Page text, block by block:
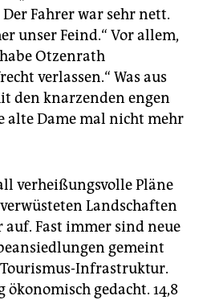
Fahrer war sehr nett.
unser Feind.“ Vor allem,
Otzenrath
verlassen.“ Was aus
den knarzenden engen
alte Dame mal nicht mehr
verheißungsvolle Pläne
Landschaften
auf. Fast immer sind neue
gemeint
Infrastruktur.
gedacht. 14,8